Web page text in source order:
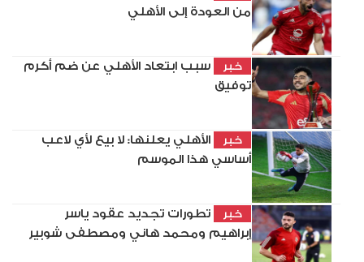
من العودة إلى الأهلي
خبر
سبب ابتعاد الأهلي عن ضم أكرم
توفيق
خبر
الأهلي يعلنها: لا بيع لأي لاعب
أساسي هذا الموسم
خبر
تطورات تجديد عقود ياسر
إبراهيم ومحمد هاني ومصطفى شوبير